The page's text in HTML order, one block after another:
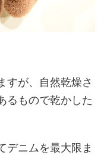
すが、自然乾燥さ
るもので乾かした
デニムを最大限ま